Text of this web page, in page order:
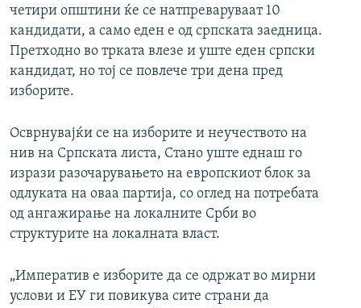
четири општини ќе се натпреваруваат 10
кандидати, а само еден е од српската заедница.
Претходно во трката влезе и уште еден српски
кандидат, но тој се повлече три дена пред
изборите.
Осврнувајќи се на изборите и неучеството на
нив на Српската листа, Стано уште еднаш го
изрази разочарувањето на европскиот блок за
одлуката на оваа партија, со оглед на потребата
од ангажирање на локалните Срби во
структурите на локалната власт.
„Императив е изборите да се одржат во мирни
услови и ЕУ ги повикува сите страни да